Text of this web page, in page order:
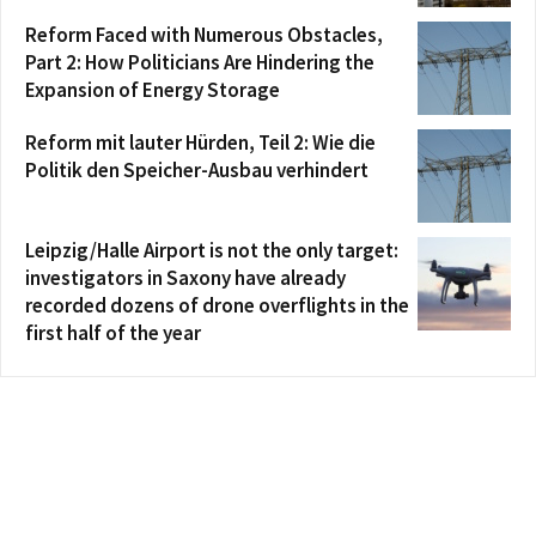
Reform Faced with Numerous Obstacles,
Part 2: How Politicians Are Hindering the
Expansion of Energy Storage
Reform mit lauter Hürden, Teil 2: Wie die
Politik den Speicher-Ausbau verhindert
Leipzig/Halle Airport is not the only target:
investigators in Saxony have already
recorded dozens of drone overflights in the
first half of the year